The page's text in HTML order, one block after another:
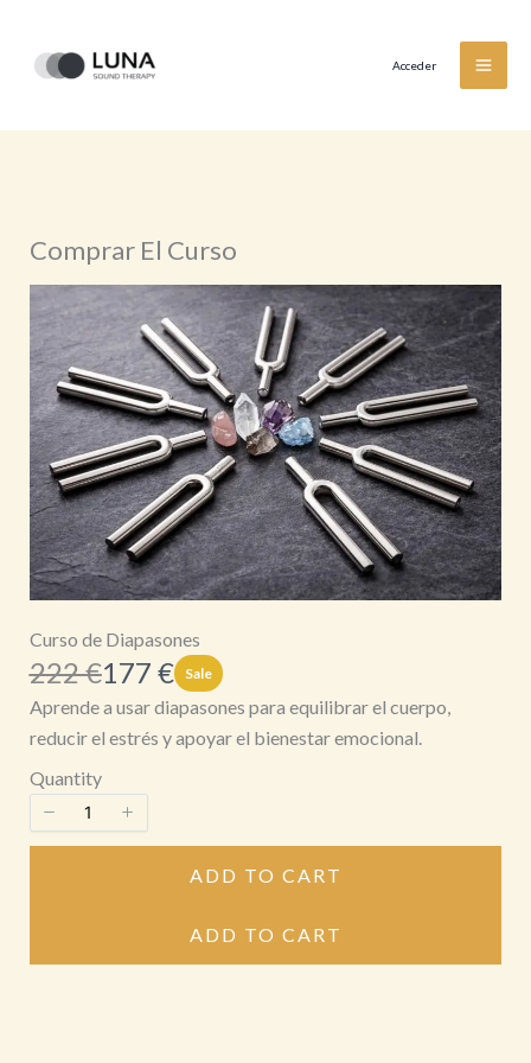
contenido
Acceder
Comprar El Curso
Curso de Diapasones
W
a
s
222 €N
o
w
177 € Sale
Aprende a usar diapasones para equilibrar el cuerpo,
reducir el estrés y apoyar el bienestar emocional.
Quantity
ADD TO CART
ADD TO CART